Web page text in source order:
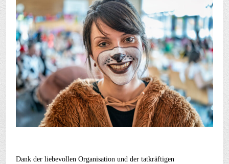
Dank der liebevollen Organisation und der tatkräftigen